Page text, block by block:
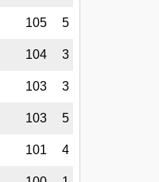
105 5
104 3
103 3
103 5
101 4